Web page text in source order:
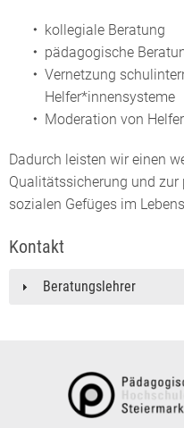
kollegiale Beratung
pädagogische
Vernetzung
Helfer*innensysteme
Moderation von
Dadurch leisten wir einen
Qualitätssicherung und
sozialen Gefüges im
Kontakt
Beratungslehrer